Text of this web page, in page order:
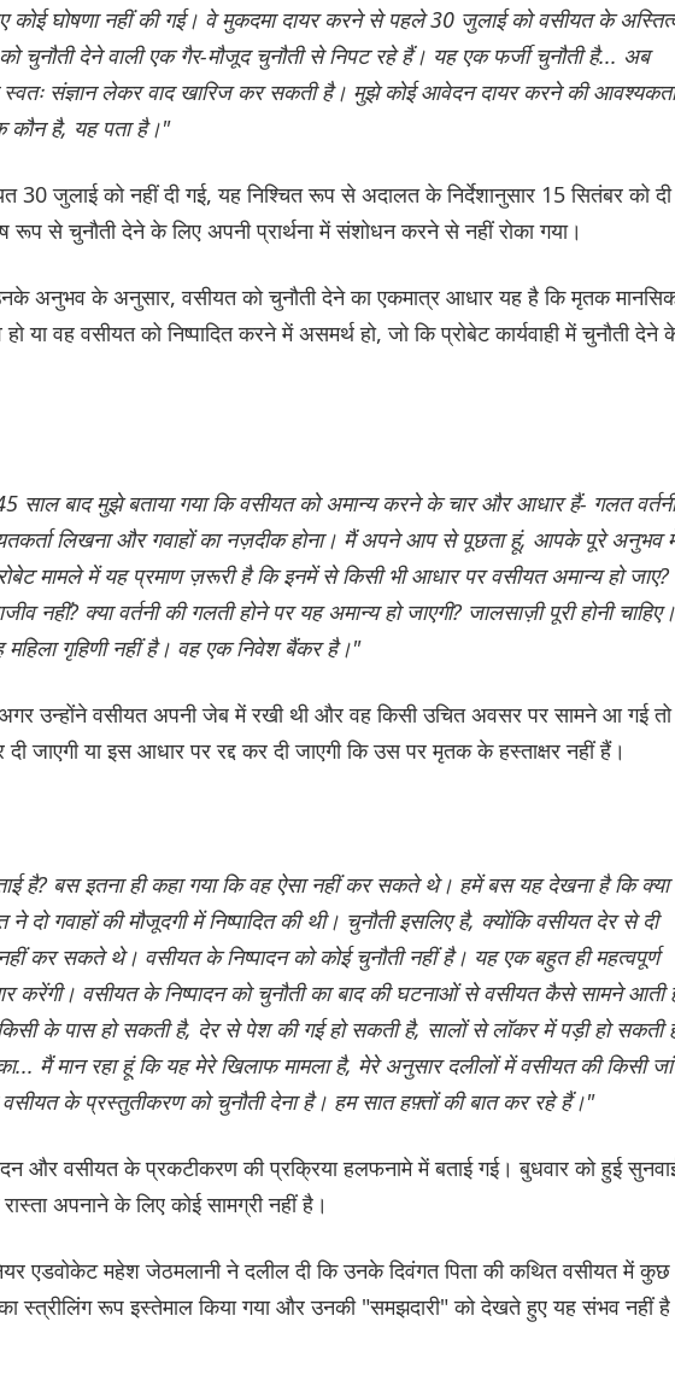
कोई घोषणा नहीं की गई। वे मुकदमा दायर करने से पहले 30 जुलाई को वसीयत के
देने वाली एक गैर-मौजूद चुनौती से निपट रहे हैं। यह एक फर्जी चुनौती है... अब
संज्ञान लेकर वाद खारिज कर सकती है। मुझे कोई आवेदन दायर करने की आवश्यकता
कौन है, यह पता है।"
30 जुलाई को नहीं दी गई, यह निश्चित रूप से अदालत के निर्देशानुसार 15 सितंबर को दी
रूप से चुनौती देने के लिए अपनी प्रार्थना में संशोधन करने से नहीं रोका गया।
अनुभव के अनुसार, वसीयत को चुनौती देने का एकमात्र आधार यह है कि मृतक
या वह वसीयत को निष्पादित करने में असमर्थ हो, जो कि प्रोबेट कार्यवाही में चुनौती देने
45 साल बाद मुझे बताया गया कि वसीयत को अमान्य करने के चार और आधार हैं- गलत
लिखना और गवाहों का नज़दीक होना। मैं अपने आप से पूछता हूं, आपके पूरे अनुभव
मामले में यह प्रमाण ज़रूरी है कि इनमें से किसी भी आधार पर वसीयत अमान्य हो जाए?
नहीं? क्या वर्तनी की गलती होने पर यह अमान्य हो जाएगी? जालसाज़ी पूरी होनी चाहिए।
महिला गृहिणी नहीं है। वह एक निवेश बैंकर है।"
उन्होंने वसीयत अपनी जेब में रखी थी और वह किसी उचित अवसर पर सामने आ गई तो
जाएगी या इस आधार पर रद्द कर दी जाएगी कि उस पर मृतक के हस्ताक्षर नहीं हैं।
है? बस इतना ही कहा गया कि वह ऐसा नहीं कर सकते थे। हमें बस यह देखना है कि क्या
दो गवाहों की मौजूदगी में निष्पादित की थी। चुनौती इसलिए है, क्योंकि वसीयत देर से दी
कर सकते थे। वसीयत के निष्पादन को कोई चुनौती नहीं है। यह एक बहुत ही महत्वपूर्ण
करेंगी। वसीयत के निष्पादन को चुनौती का बाद की घटनाओं से वसीयत कैसे सामने आती
के पास हो सकती है, देर से पेश की गई हो सकती है, सालों से लॉकर में पड़ी हो सकती
मैं मान रहा हूं कि यह मेरे खिलाफ मामला है, मेरे अनुसार दलीलों में वसीयत की किसी
के प्रस्तुतीकरण को चुनौती देना है। हम सात हफ़्तों की बात कर रहे हैं।"
और वसीयत के प्रकटीकरण की प्रक्रिया हलफनामे में बताई गई। बुधवार को हुई
अपनाने के लिए कोई सामग्री नहीं है।
एडवोकेट महेश जेठमलानी ने दलील दी कि उनके दिवंगत पिता की कथित वसीयत में कुछ
का स्त्रीलिंग रूप इस्तेमाल किया गया और उनकी "समझदारी" को देखते हुए यह संभव नहीं है